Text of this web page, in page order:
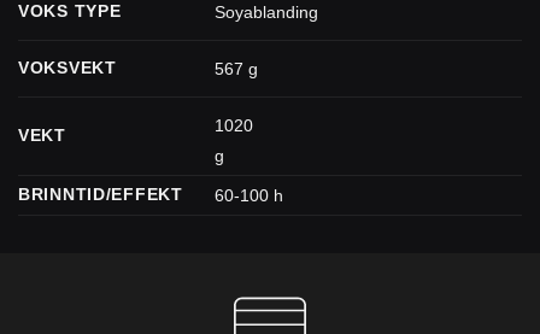
VOKS TYPE Soyablanding
VOKSVEKT 567 g
VEKT
1020
g
BRINNTID/EFFEKT
60-100 h